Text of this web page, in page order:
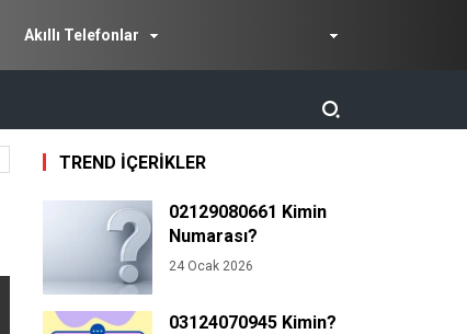
Akıllı Telefonlar
TREND İÇERİKLER
02129080661 Kimin
Numarası?
24 Ocak 2026
03124070945 Kimin?